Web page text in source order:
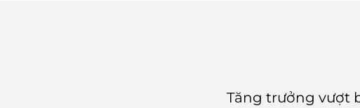
Tăng trưởng vượt